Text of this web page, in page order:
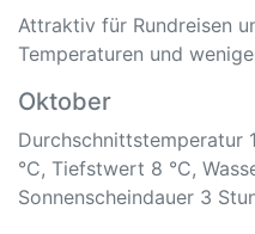
Attraktiv für Rundreisen
Temperaturen und
Oktober
Durchschnittstemperatur
°C, Tiefstwert 8 °C,
Sonnenscheindauer 3